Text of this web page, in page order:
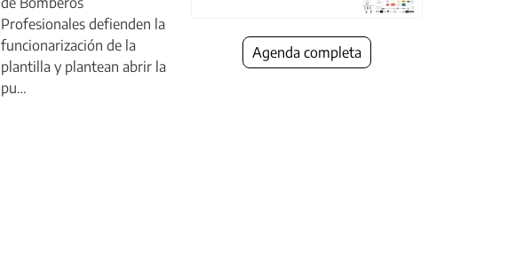
Profesionales defienden la
funcionarización de la
plantilla y plantean abrir la
pu…
Agenda completa